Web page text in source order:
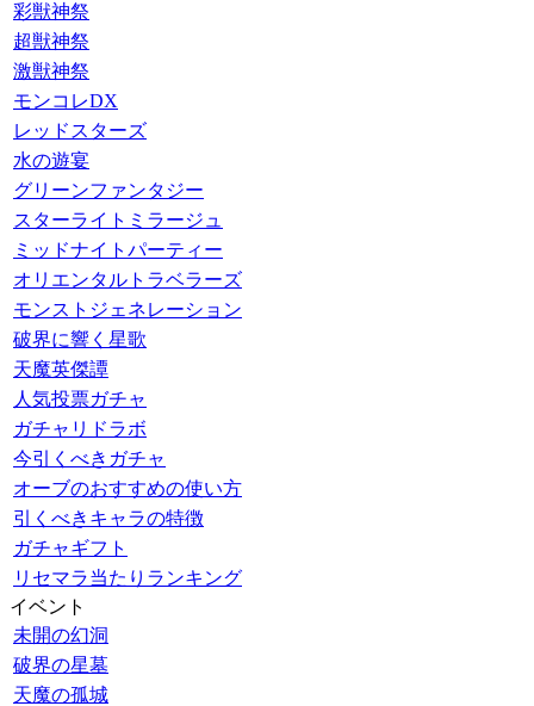
彩獣神祭
超獣神祭
激獣神祭
モンコレDX
レッドスターズ
水の遊宴
グリーンファンタジー
スターライトミラージュ
ミッドナイトパーティー
オリエンタルトラベラーズ
モンストジェネレーション
破界に響く星歌
天魔英傑譚
人気投票ガチャ
ガチャリドラボ
今引くべきガチャ
オーブのおすすめの使い方
引くべきキャラの特徴
ガチャギフト
リセマラ当たりランキング
イベント
未開の幻洞
破界の星墓
天魔の孤城